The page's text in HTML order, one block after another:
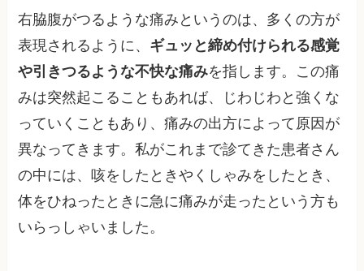
右脇腹がつるような痛みというのは、多くの方が
表現されるように、 ギュッと締め付けられる感覚
や引きつるような不快な痛みを指します。この痛
みは突然起こることもあれば、じわじわと強くな
っていくこともあり、痛みの出方によって原因が
異なってきます。私がこれまで診てきた患者さん
の中には、咳をしたときやくしゃみをしたとき、
体をひねったときに急に痛みが走ったという方も
いらっしゃいました。